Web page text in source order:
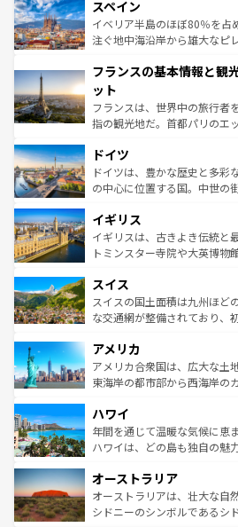
ろん、トスカーナの美しい田
景など、自然景観も見逃せな
ピザやパスタなど、絶品のイ
ませてくれるイタリアで、忘
なお、新着のイタリア情報は
しい。
スペイン
イベリア半島のほぼ80％を占
注ぐ地中海沿岸から雄大なピ
文化が根付くこの国では、情
れる闘牛、そして美味しいタ
る。首都マドリードの洗練さ
アートに溢れた街角から、地
せる。地方によって風土や気
性で
ンテンツ一覧を参照してほし
フランスの基本情報と観
ット
フランスは、世界中の旅行者
指の観光地だ。首都パリのエ
で、幅広い魅力が詰まってい
聖堂、美しいビーチ、そして
から魅了する。また、フラン
いる。シャンパンの発祥地で
香り高いラベンダー畑など、
らに、パリ以外の地域にも魅
れる地方に足を運ぶとそれぞ
きるだろう。 なお、新
を参照してほしい。
ドイツ
ドイツは、豊かな歴史と多彩
の中心に位置する国。中世の
顔を持つこの国は、どこを歩
ルリンの文化的活気、バイエ
してライン川沿いのワイン畑
は、お酒好きな人にはぜひ体験してほ
ドイツ情報はコンテンツ一覧
イギリス
イギリスは、古きよき伝統と
トミンスター寺院や大英博物
リアごとに異なる魅力がある
ティー、ビール好きにはたま
戦など、本場だからこそでき
ンツ一覧を参照してほしい。
スイス
スイスの国土面積は九州ほど
な交通網が整備されており、
の建物がそのまま残る町や、
博物館もあり、アルプス観光
ことができる。国民の所得が
ば市内交通費無料で観光を楽しむこ
着のスイス情報はコンテンツ
アメリカ
アメリカ合衆国は、広大な土
東海岸の都市部から西海岸の
のような巨大都市は、観光、
ンメントが詰まった刺激的な
西部には大自然が広がり、グ
部のニューオーリンズでは、
文化が魅力。旅行者はアメリ
しみながら、その多様性と豊
ハワイ
年間を通じて温暖な気候に恵
ハワイは、どの島も独自の魅
ワイ島は見逃せない。また、
島だが、静かな自然を求める
おすすめ。エメラルドグリー
オーストラリア
オーストラリアは、壮大な自
シドニーのシンボルであるシ